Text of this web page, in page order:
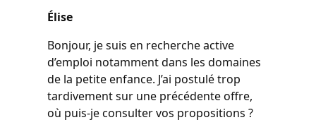
Élise
Bonjour, je suis en recherche active
d’emploi notamment dans les domaines
de la petite enfance. J’ai postulé trop
tardivement sur une précédente offre,
où puis-je consulter vos propositions ?